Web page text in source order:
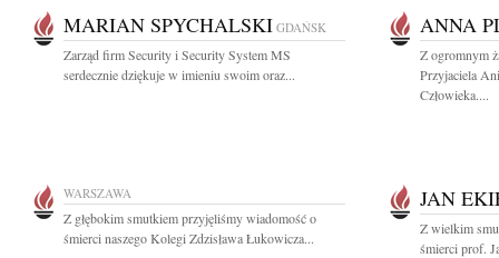
MARIAN SPYCHALSKI GDAŃSK
Zarząd firm Security i Security System MS
serdecznie dziękuje w imieniu swoim oraz...
ANNA
Z ogromnym
Przyjaciela
Człowieka....
WARSZAWA
Z głębokim smutkiem przyjęliśmy wiadomość o
śmierci naszego Kolegi Zdzisława Łukowicza...
JAN
Z wielkim
śmierci prof.